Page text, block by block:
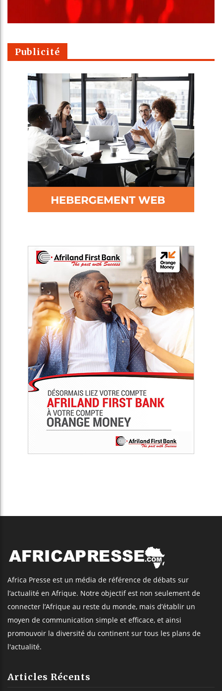
Publicité
Africa Presse est un média de référence de débats sur
l’actualité en Afrique. Notre objectif est non seulement de
connecter l’Afrique au reste du monde, mais d’établir un
moyen de communication simple et efficace, et ainsi
promouvoir la diversité du continent sur tous les plans de
l'actualité.
Articles Récents